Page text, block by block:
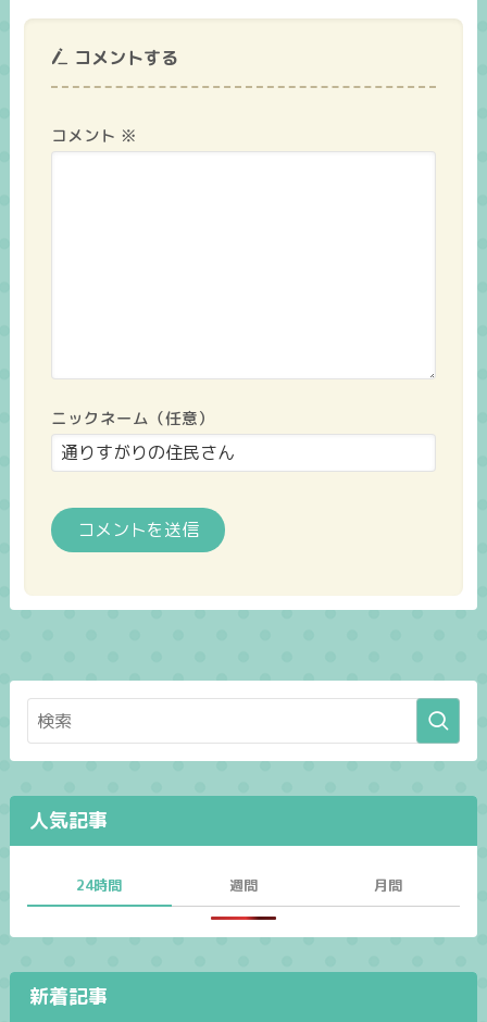
コメントする
コメント ※
ニックネーム（任意）
人気記事
24時間 週間 月間
新着記事